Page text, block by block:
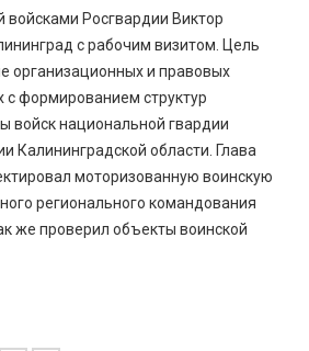
Росгвардии Виктор
с рабочим визитом. Цель
организационных и правовых
с формированием структур
войск национальной гвардии
Калининградской области. Глава
моторизованную воинскую
регионального командования
же проверил объекты воинской